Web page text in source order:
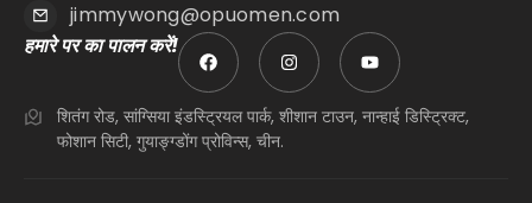
jimmywong@opuomen.com
हमारे पर का पालन करें!
शितंग रोड, सांग्सिया इंडस्ट्रियल पार्क, शीशान टाउन, नान्हाई डिस्ट्रिक्ट,
फोशान सिटी, गुयाङ्ग्डोंग प्रोविन्स, चीन.